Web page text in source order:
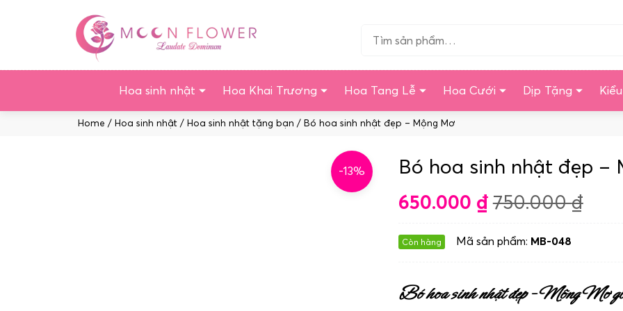
Tìm…
Hoa sinh nhật Hoa Khai Trương Hoa Tang Lễ Hoa Cưới Dịp Tặng
Home / Hoa sinh nhật / Hoa sinh nhật tặng bạn / Bó hoa sinh nhật đẹp – Mộng Mơ
-13% Bó hoa sinh nhật đẹp –
650.000 ₫ 750.000₫
Còn hàng Mã sản phẩm: MB-048
Bó hoa sinh nhật đẹp – Mộng Mơ